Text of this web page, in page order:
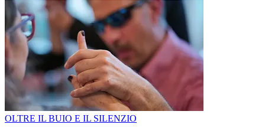
OLTRE IL BUIO E IL SILENZIO